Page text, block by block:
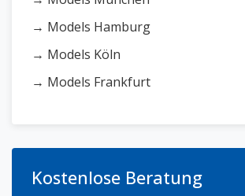
→ Models Hamburg
→ Models Köln
→ Models Frankfurt
Kostenlose Beratung